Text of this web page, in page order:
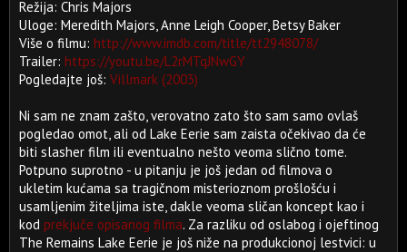
Režija: Chris Majors
Uloge: Meredith Majors, Anne Leigh Cooper, Betsy Baker
Više o filmu: http://www.imdb.com/title/tt2948078/
Trailer: https://youtu.be/L2rMTqJNwGY
Pogledajte još: Villmark (2003)
Ni sam ne znam zašto, verovatno zato što sam samo ovlaš
pogledao omot, ali od Lake Eerie sam zaista očekivao da će
biti slasher film ili eventualno nešto veoma slično tome.
Potpuno suprotno - u pitanju je još jedan od filmova o
ukletim kućama sa tragičnom misterioznom prošlošću i
usamljenim žiteljima iste, dakle veoma sličan koncept kao i
kod prekjuče opisanog filma. Za razliku od oslabog i ojeftinog
The Remains Lake Eerie je još niže na produkcionoj lestvici: u